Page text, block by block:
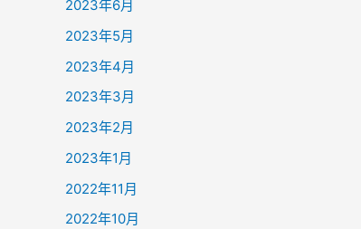
2023年6月
2023年5月
2023年4月
2023年3月
2023年2月
2023年1月
2022年11月
2022年10月